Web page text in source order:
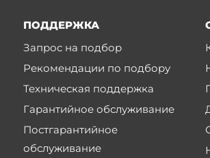
ПОДДЕРЖКА
Запрос на подбор
Рекомендации по подбору
Техническая поддержка
Гарантийное обслуживание
Постгарантийное
обслуживание